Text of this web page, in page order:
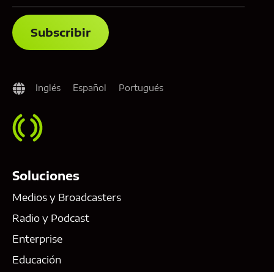
Inglés Español Portugués
Soluciones
Medios y Broadcasters
Radio y Podcast
Enterprise
Educación